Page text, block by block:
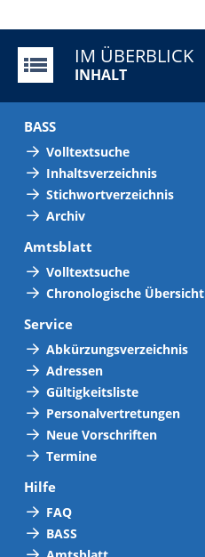
IM ÜBERBLICK
INHALT
BASS
Volltextsuche
Inhaltsverzeichnis
Stichwortverzeichnis
Archiv
Amtsblatt
Volltextsuche
Chronologische Übersicht
Service
Abkürzungsverzeichnis
Adressen
Gültigkeitsliste
Personalvertretungen
Neue Vorschriften
Termine
Hilfe
FAQ
BASS